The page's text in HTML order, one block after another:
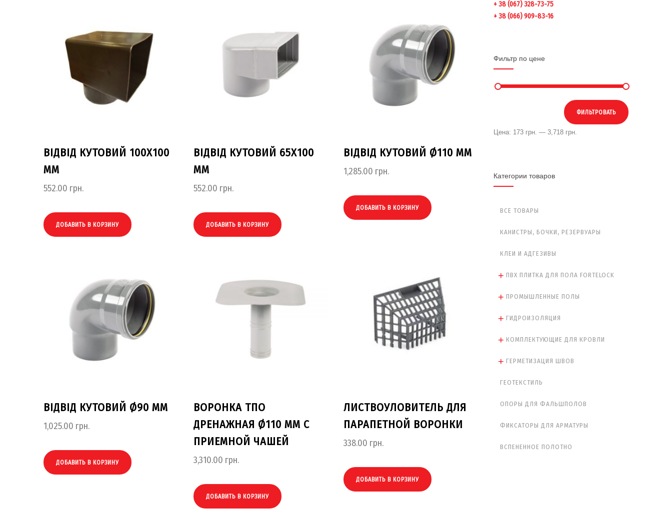
ВІДВІД КУТОВИЙ 100Х100
ММ
552.00 грн.
ДОБАВИТЬ В КОРЗИНУ
ВІДВІД КУТОВИЙ 65Х100
ММ
552.00 грн.
ДОБАВИТЬ В КОРЗИНУ
ВІДВІД КУТОВИЙ Ø110 ММ
1,285.00 грн.
ДОБАВИТЬ В КОРЗИНУ
ВІДВІД КУТОВИЙ Ø90 ММ
1,025.00 грн.
ДОБАВИТЬ В КОРЗИНУ
ВОРОНКА ТПО
ДРЕНАЖНАЯ Ø110 ММ С
ПРИЕМНОЙ ЧАШЕЙ
3,310.00 грн.
ДОБАВИТЬ В КОРЗИНУ
ЛИСТВОУЛОВИТЕЛЬ ДЛЯ
ПАРАПЕТНОЙ ВОРОНКИ
338.00 грн.
ДОБАВИТЬ В КОРЗИНУ
+ 38 (067) 328-73-75
+ 38 (066) 909-83-16
Фильтр по цене
ФИЛЬТРОВАТЬ
Цена: 173 грн. — 3,718 грн.
Категории товаров
ВСЕ ТОВАРЫ
КАНИСТРЫ, БОЧКИ, РЕЗЕРВУАРЫ
КЛЕИ И АДГЕЗИВЫ
ПВХ ПЛИТКА ДЛЯ ПОЛА FORTELOCK
ПРОМЫШЛЕННЫЕ ПОЛЫ
ГИДРОИЗОЛЯЦИЯ
КОМПЛЕКТУЮЩИЕ ДЛЯ КРОВЛИ
ГЕРМЕТИЗАЦИЯ ШВОВ
ГЕОТЕКСТИЛЬ
ОПОРЫ ДЛЯ ФАЛЬШПОЛОВ
ФИКСАТОРЫ ДЛЯ АРМАТУРЫ
ВСПЕНЕННОЕ ПОЛОТНО